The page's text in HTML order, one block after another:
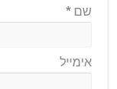
שם*
אימייל